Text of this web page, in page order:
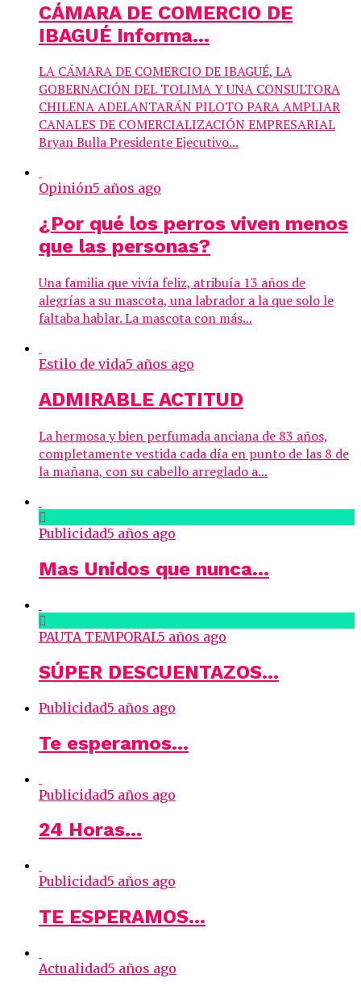
CÁMARA DE COMERCIO DE
IBAGUÉ Informa…
LA CÁMARA DE COMERCIO DE IBAGUÉ, LA
GOBERNACIÓN DEL TOLIMA Y UNA CONSULTORA
CHILENA ADELANTARÁN PILOTO PARA AMPLIAR
CANALES DE COMERCIALIZACIÓN EMPRESARIAL
Bryan Bulla Presidente Ejecutivo...
Opinión5 años ago
¿Por qué los perros viven menos
que las personas?
Una familia que vivía feliz, atribuía 13 años de
alegrías a su mascota, una labrador a la que solo le
faltaba hablar. La mascota con más...
Estilo de vida5 años ago
ADMIRABLE ACTITUD
La hermosa y bien perfumada anciana de 83 años,
completamente vestida cada día en punto de las 8 de
la mañana, con su cabello arreglado a...
Publicidad5 años ago
Mas Unidos que nunca…
PAUTA TEMPORAL5 años ago
SÚPER DESCUENTAZOS…
Publicidad5 años ago
Te esperamos…
Publicidad5 años ago
24 Horas…
Publicidad5 años ago
TE ESPERAMOS…
Actualidad5 años ago